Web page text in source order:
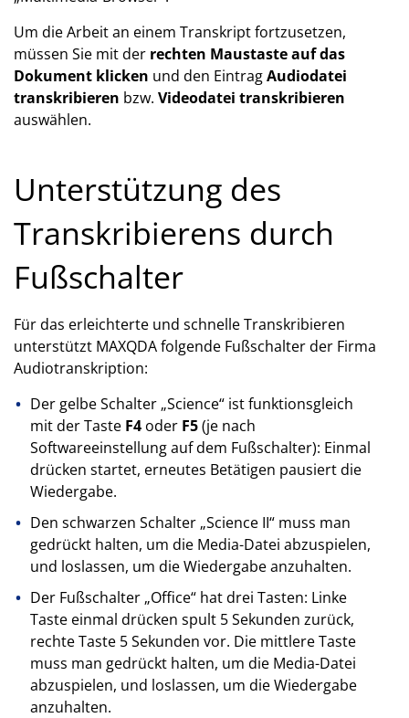
Um die Arbeit an einem Transkript fortzusetzen,
müssen Sie mit der rechten Maustaste auf das
Dokument klicken und den EintragAudiodatei
transkribieren bzw. Videodatei transkribieren
auswählen.
Unterstützung des
Transkribierens durch
Fußschalter
Für das erleichterte und schnelle Transkribieren
unterstützt MAXQDA folgende Fußschalter der Firma
Audiotranskription:
Der gelbe Schalter „Science“ ist funktionsgleich
mit der Taste F4oder F5(je nach
Softwareeinstellung auf dem Fußschalter): Einmal
drücken startet, erneutes Betätigen pausiert die
Wiedergabe.
Den schwarzen Schalter „Science II“ muss man
gedrückt halten, um die Media-Datei abzuspielen,
und loslassen, um die Wiedergabe anzuhalten.
Der Fußschalter „Office“ hat drei Tasten: Linke
Taste einmal drücken spult 5 Sekunden zurück,
rechte Taste 5 Sekunden vor. Die mittlere Taste
muss man gedrückt halten, um die Media-Datei
abzuspielen, und loslassen, um die Wiedergabe
anzuhalten.